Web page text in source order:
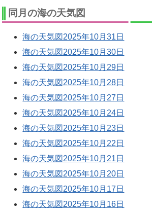
同月の海の天気図
海の天気図2025年10月31日
海の天気図2025年10月30日
海の天気図2025年10月29日
海の天気図2025年10月28日
海の天気図2025年10月27日
海の天気図2025年10月24日
海の天気図2025年10月23日
海の天気図2025年10月22日
海の天気図2025年10月21日
海の天気図2025年10月20日
海の天気図2025年10月17日
海の天気図2025年10月16日